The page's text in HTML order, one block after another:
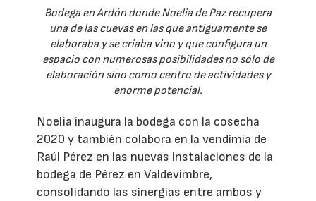
Bodega en Ardón donde Noelia de Paz recupera
una de las cuevas en las que antiguamente se
elaboraba y se criaba vino y que configura un
espacio con numerosas posibilidades no sólo de
elaboración sino como centro de actividades y
enorme potencial.
Noelia inaugura la bodega con la cosecha
2020 y también colabora en la vendimia de
Raúl Pérez en las nuevas instalaciones de la
bodega de Pérez en Valdevimbre,
consolidando las sinergias entre ambos y